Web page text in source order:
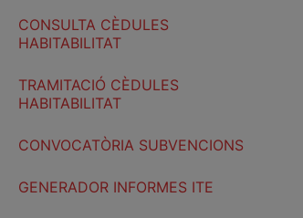
CONSULTA CÈDULES
HABITABILITAT
TRAMITACIÓ CÈDULES
HABITABILITAT
CONVOCATÒRIA SUBVENCIONS
GENERADOR INFORMES ITE
carril bici a Seròs i un